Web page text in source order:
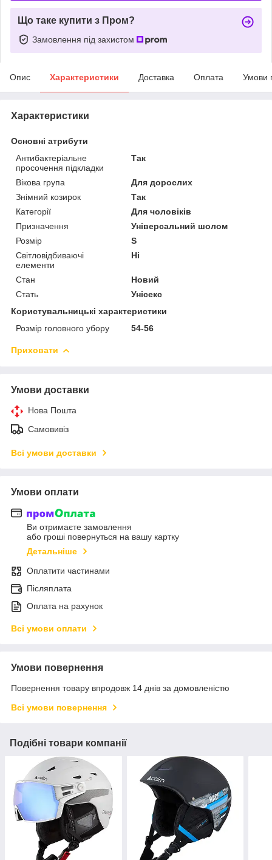
Що таке купити з Пром?
Замовлення під захистом
Опис Характеристики Доставка Оплата Умови
Характеристики
Основні атрибути
Антибактеріальне
просочення підкладки
Так
Вікова група
Для дорослих
Знімний козирок
Так
Категорії
Для чоловіків
Призначення
Універсальний шолом
Розмір
S
Світловідбиваючі
елементи
Ні
Стан
Новий
Стать
Унісекс
Користувальницькі характеристики
Розмір головного убору
54-56
Приховати
Умови доставки
Нова Пошта
Самовивіз
Всі умови доставки
Умови оплати
Ви отримаєте замовлення
або гроші повернуться на вашу картку
Детальніше
Оплатити частинами
Післяплата
Оплата на рахунок
Всі умови оплати
Умови повернення
Повернення товару впродовж 14 днів за домовленістю
Всі умови повернення
Подібні товари компанії